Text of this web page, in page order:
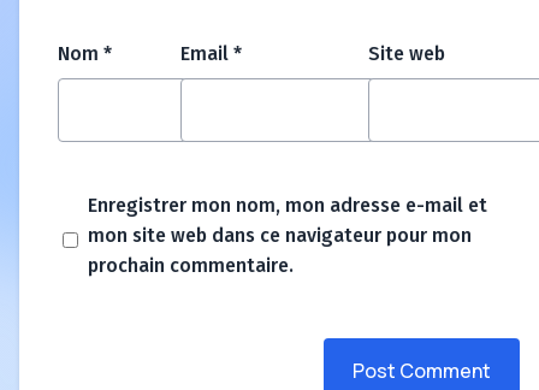
Nom * Email * Site web
Enregistrer mon nom, mon adresse e-mail et
mon site web dans ce navigateur pour mon
prochain commentaire.
Post Comment